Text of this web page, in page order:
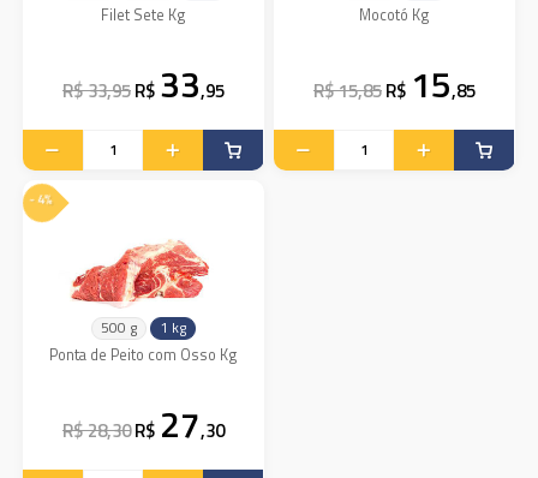
Filet Sete Kg
R$ 33,95R$ 33,95
Mocotó Kg
R$ 15,85R$ 15,85
- 4%
500 g 1 kg
Ponta de Peito com Osso Kg
R$ 28,30R$ 27,30